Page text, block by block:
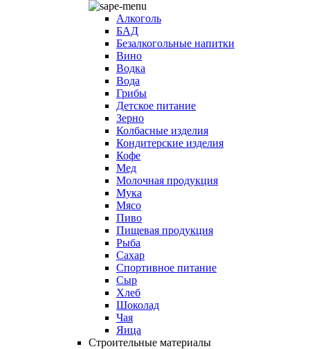
Алкоголь
БАД
Безалкогольные напитки
Вино
Водка
Вода
Грибы
Детское питание
Зерно
Колбасные изделия
Кондитерские изделия
Кофе
Мед
Молочная продукция
Мука
Мясо
Пиво
Пищевая продукция
Рыба
Сахар
Спортивное питание
Сыр
Хлеб
Шоколад
Чая
Яица
Строительные материалы